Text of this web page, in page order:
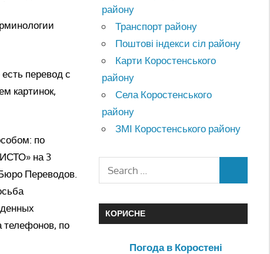
перевод с
картинок,
по
на 3
Переводов.
телефонов, по
району
Транспорт району
Поштові індекси сіл району
Карти Коростенського
району
Села Коростенського
району
ЗМІ Коростенського району
КОРИСНЕ
Погода в Коростені